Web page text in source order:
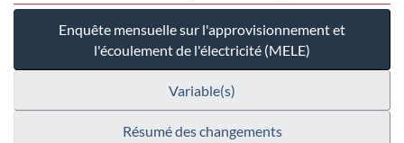
Enquête mensuelle sur l'approvisionnement et
l'écoulement de l'électricité (MELE)
Variable(s)
Résumé des changements